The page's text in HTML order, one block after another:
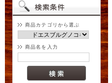
商品カテゴリから選ぶ
商品名を入力